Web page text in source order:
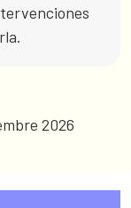
2026